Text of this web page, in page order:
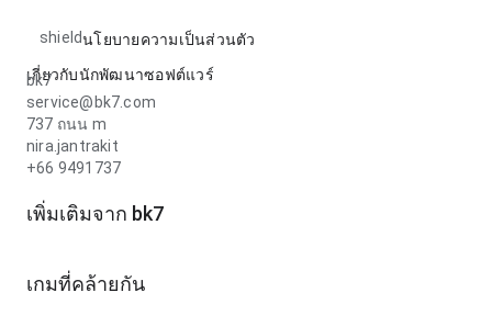
shieldนโยบายความเป็นส่วนตัว
เกี่ยวกับนักพัฒนาซอฟต์แวร์
bk7
service@bk7.com
737 ถนน m
nira.jantrakit
+66 9491737
เพิ่มเติมจาก bk7
เกมที่คล้ายกัน